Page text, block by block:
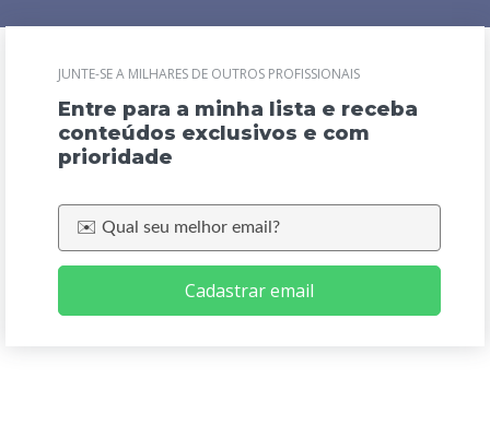
JUNTE-SE A MILHARES DE OUTROS PROFISSIONAIS
Entre para a minha lista e receba
conteúdos exclusivos e com
prioridade
Cadastrar email